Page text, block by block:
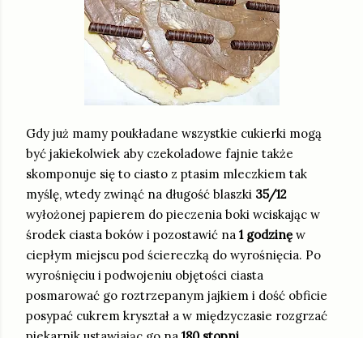
Gdy już mamy poukładane wszystkie cukierki mogą
być jakiekolwiek aby czekoladowe fajnie także
skomponuje się to ciasto z ptasim mleczkiem tak
myślę, wtedy zwinąć na długość blaszki 35/12
wyłożonej papierem do pieczenia boki wciskając w
środek ciasta boków i pozostawić na 1 godzinę w
ciepłym miejscu pod ściereczką do wyrośnięcia. Po
wyrośnięciu i podwojeniu objętości ciasta
posmarować go roztrzepanym jajkiem i dość obficie
posypać cukrem kryształ a w międzyczasie rozgrzać